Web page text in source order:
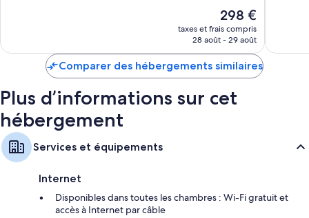
Autres équipements présents dans les chambres :
Salle de bains avec baignoire et douche
Télévision LED 49 pouces avec chaînes thématiques
Garde-robe ou placard, réfrigérateur et bouilloire électrique
Le
nouveau
prix
de
298 €
taxes et frais compris
28 août - 29 août
Comparer des hébergements similaires
Plus d’informations sur cet
hébergement
Services et équipements
Internet
Disponibles dans toutes les chambres : Wi-Fi gratuit et
accès à Internet par câble